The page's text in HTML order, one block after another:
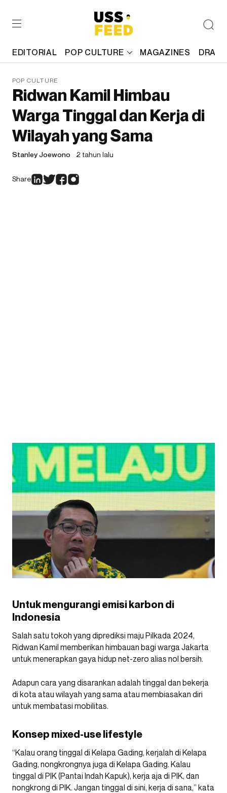
EDITORIAL POP CULTURE MAGAZINES
POP CULTURE
Ridwan Kamil Himbau
Warga Tinggal dan Kerja di
Wilayah yang Sama
Stanley Joewono 2 tahun lalu
Share
Untuk mengurangi emisi karbon di
Indonesia
Salah satu tokoh yang diprediksi maju Pilkada 2024,
Ridwan Kamil memberikan himbauan bagi warga Jakarta
untuk menerapkan gaya hidup net-zero alias nol bersih.
Adapun cara yang disarankan adalah tinggal dan bekerja
di kota atau wilayah yang sama atau membiasakan diri
untuk membatasi mobilitas.
Konsep mixed-use lifestyle
“Kalau orang tinggal di Kelapa Gading, kerjalah di Kelapa
Gading, nongkrongnya juga di Kelapa Gading. Kalau
tinggal di PIK (Pantai Indah Kapuk), kerja aja di PIK, dan
nongkrong di PIK. Jangan tinggal di sini, kerja di sana,” kata